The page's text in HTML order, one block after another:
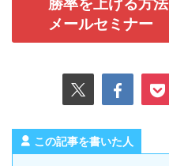
メールセミナー
この記事を書いた人